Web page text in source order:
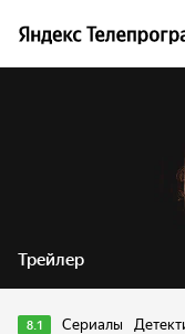
Трейлер
8.1 Сериалы